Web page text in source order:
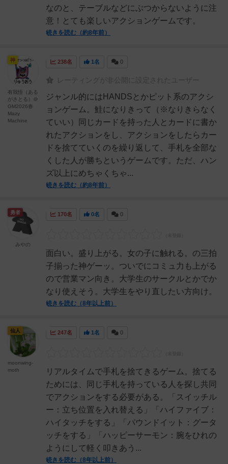
なのと、テーブルなどにぶつからないように注
意！とても楽しいアクションゲームです。
続きを読む（約8年前）
238名 1名 0
レーティングが非公開に設定されたユーザー
ジャンル的にはHANDSとかピット系のアクシ
ョンゲーム。鮭になりきって（※なりきらなく
ていい）同じカードを持った人とカードに書か
れたアクションをし、アクションをしたらカー
ドを捨てていくのを繰り返して、手札を全部な
くした人が勝ちというゲームです。ただ、ハン
ズ以上にめちゃくちゃ...
続きを読む（約8年前）
神
有我悟（ある
がさとる）＠
GM2026春
Mazy
Machine
170名 0名 0
面白い。盛り上がる。女の子に触れる。の三拍
子揃った神ゲーッ。ついでにコミュ力も上がる
ので営業マン向き。大学生のサークルとかでか
なり使えそう。大学生をやり直したい方向け。
続きを読む（8年以上前）
勇者
みやの
247名 1名 0
リアルタイムで手札を捨てきるゲーム。捨てる
ためには、同じ手札を持っている人を探し共同
でアクションをする必要がある。「スイッチル
ー：立ち位置を入れ替える」「ハイファイブ：
ハイタッチをする」「パウンドイット：グータ
ッチをする」「ハッピーサーモン：腕をひれの
ようにして軽く叩きあう...
続きを読む（8年以上前）
仙人
moonwing-
moth